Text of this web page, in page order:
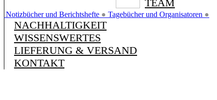
Notizbücher und Berichtshefte ● Tagebücher und Organisatoren ●
TEAM
NACHHALTIGKEIT
WISSENSWERTES
LIEFERUNG & VERSAND
KONTAKT